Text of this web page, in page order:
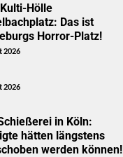
Hölle
Das ist
Horror-Platz!
2026
2026
in Köln:
hätten längstens
werden können!